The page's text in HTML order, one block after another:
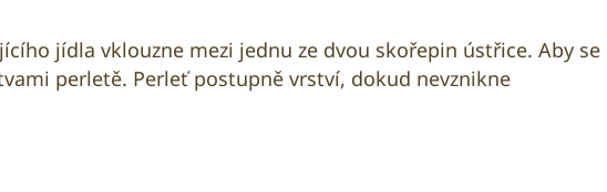
jídla vklouzne mezi jednu ze dvou skořepin ústřice. Aby se
perletě. Perleť postupně vrství, dokud nevznikne